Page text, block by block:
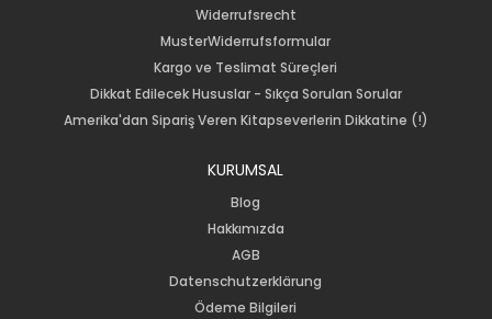
Widerrufsrecht
MusterWiderrufsformular
Kargo ve Teslimat Süreçleri
Dikkat Edilecek Hususlar - Sıkça Sorulan Sorular
Amerika'dan Sipariş Veren Kitapseverlerin Dikkatine (!)
KURUMSAL
Blog
Hakkımızda
AGB
Datenschutzerklärung
Ödeme Bilgileri